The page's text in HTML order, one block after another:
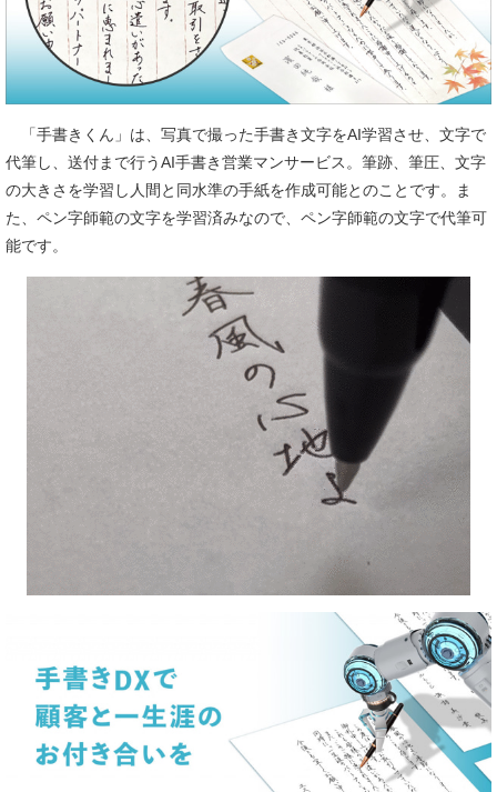
「手書きくん」は、写真で撮った手書き文字をAI学習させ、文字で
代筆し、送付まで行うAI手書き営業マンサービス。筆跡、筆圧、文字
の大きさを学習し人間と同水準の手紙を作成可能とのことです。ま
た、ペン字師範の文字を学習済みなので、ペン字師範の文字で代筆可
能です。